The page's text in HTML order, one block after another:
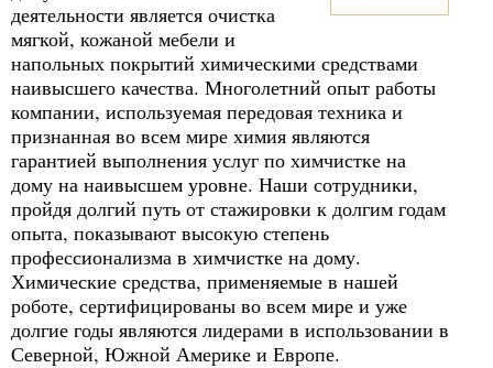
деятельности является очистка
мягкой, кожаной мебели и
напольных покрытий химическими средствами
наивысшего качества. Многолетний опыт работы
компании, используемая передовая техника и
признанная во всем мире химия являются
гарантией выполнения услуг по химчистке на
дому на наивысшем уровне. Наши сотрудники,
пройдя долгий путь от стажировки к долгим годам
опыта, показывают высокую степень
профессионализма в химчистке на дому.
Химические средства, применяемые в нашей
роботе, сертифицированы во всем мире и уже
долгие годы являются лидерами в использовании в
Северной, Южной Америке и Европе.